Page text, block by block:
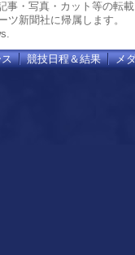
事・写真・カット等の転
ツ新聞社に帰属します。
競技日程＆結果 メ